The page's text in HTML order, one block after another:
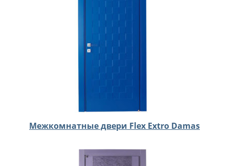
Межкомнатные двери Flex Extro Damas